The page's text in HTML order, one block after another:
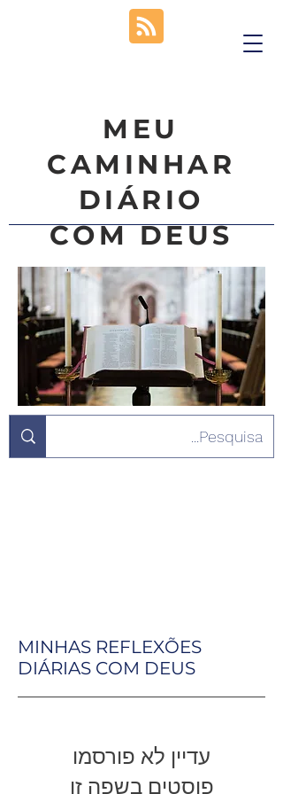
MEU
CAMINHAR
DIÁRIO
COM DEUS
MINHAS REFLEXÕES
DIÁRIAS COM DEUS
עדיין לא פורסמו
פוסטים בשפה זו